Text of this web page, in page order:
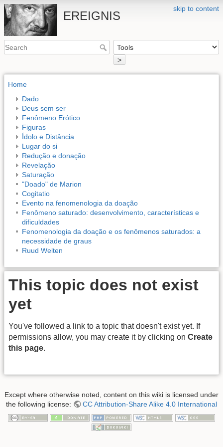
skip to content
EREIGNIS
>
Home
Dado
Deus sem ser
Fenômeno Erótico
Figuras
Ídolo e Distância
Lugar do si
Redução e donação
Revelação
Saturação
"Doado" de Marion
Cogitatio
Evento na fenomenologia da doação
Fenômeno saturado: desenvolvimento, características e
dificuldades
Fenomenologia da doação e os fenômenos saturados: a
necessidade de graus
Ruud Welten
This topic does not exist
yet
You've followed a link to a topic that doesn't exist yet. If
permissions allow, you may create it by clicking on Create
this page.
Except where otherwise noted, content on this wiki is licensed under
the following license:
CC Attribution-Share Alike 4.0 International